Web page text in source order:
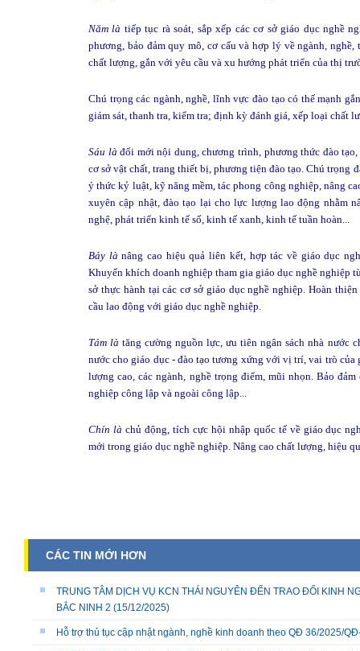
Năm là tiếp tục rà soát, sắp xếp các cơ sở giáo dục nghề
phương, bảo đảm quy mô, cơ cấu và hợp lý về ngành,
chất lượng, gắn với yêu cầu và xu hướng phát triển của thị
Chú trọng các ngành, nghề, lĩnh vực đào tạo có thế mạnh
giám sát, thanh tra, kiểm tra; định kỳ đánh giá, xếp loại chất
Sáu là đổi mới nội dung, chương trình, phương thức đào
cơ sở vật chất, trang thiết bị, phương tiện đào tạo. Chú trọng
ý thức kỷ luật, kỹ năng mềm, tác phong công nghiệp, nâng
xuyên cập nhật, đào tạo lại cho lực lượng lao động nhằm
nghệ, phát triển kinh tế số, kinh tế xanh, kinh tế tuần hoàn...
Bảy là nâng cao hiệu quả liên kết, hợp tác về giáo dục
Khuyến khích doanh nghiệp tham gia giáo dục nghề nghiệp
sở thực hành tại các cơ sở giáo dục nghề nghiệp. Hoàn
cầu lao động với giáo dục nghề nghiệp.
Tám là tăng cường nguồn lực, ưu tiên ngân sách nhà nước
nước cho giáo dục - đào tạo tương xứng với vị trí, vai trò của
lượng cao, các ngành, nghề trọng điểm, mũi nhọn. Bảo
nghiệp công lập và ngoài công lập...
Chín là chủ động, tích cực hội nhập quốc tế về giáo dục
mới trong giáo dục nghề nghiệp. Nâng cao chất lượng, hiệu
CÁC TIN MỚI HƠN
TRUNG TÂM DỊCH VỤ KCN THÁI NGUYÊN ĐẾN TRAO ĐỔI KINH
BẮC NINH 2 (15/12/2025)
Hỗ trợ thủ tục cập nhật ngành, nghề kinh doanh theo QĐ 36/2025/